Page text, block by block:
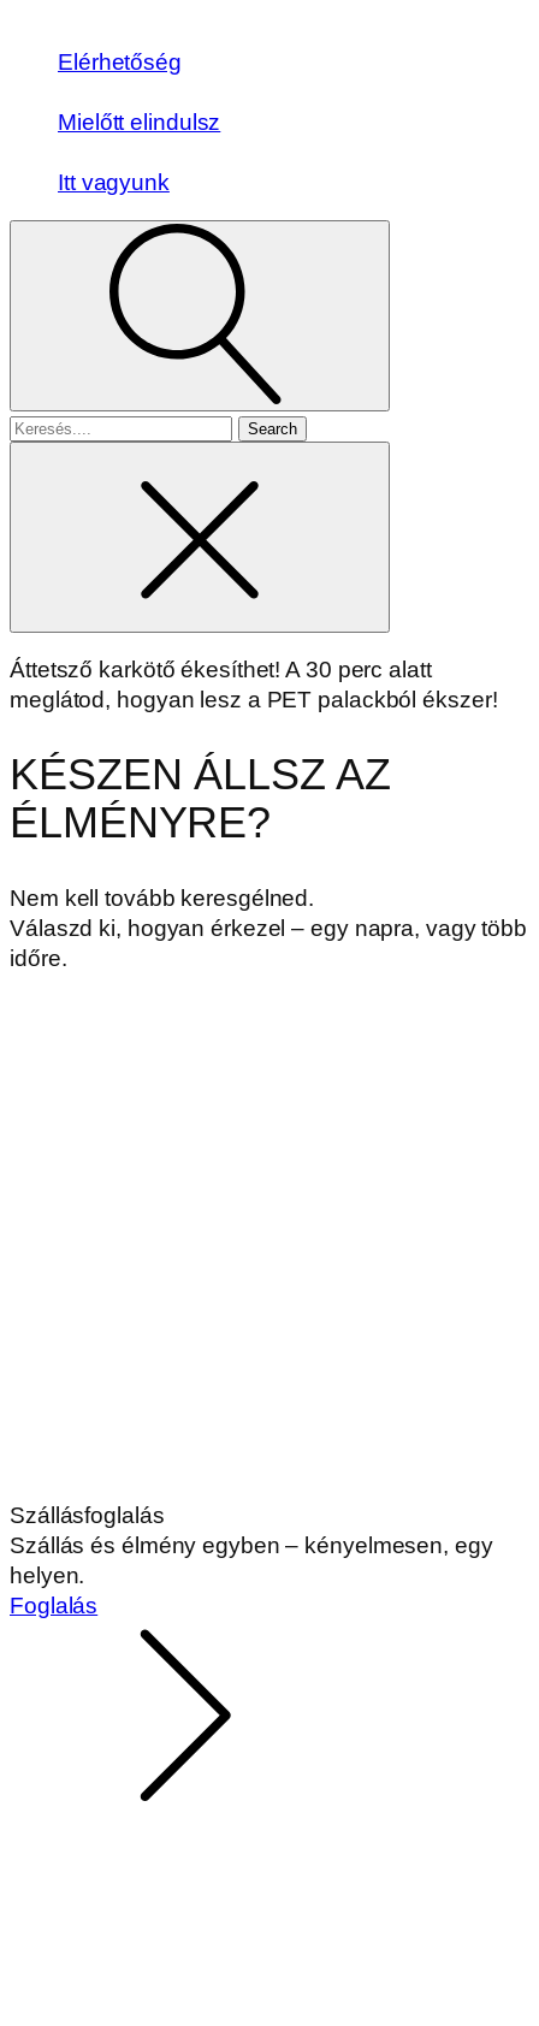
Elérhetőség
Mielőtt elindulsz
Itt vagyunk
Search
Áttetsző karkötő ékesíthet! A 30 perc alatt
meglátod, hogyan lesz a PET palackból ékszer!
KÉSZEN ÁLLSZ AZ
ÉLMÉNYRE?
Nem kell tovább keresgélned.
Válaszd ki, hogyan érkezel – egy napra, vagy több
időre.
Szállásfoglalás
Szállás és élmény egyben – kényelmesen, egy
helyen.
Foglalás